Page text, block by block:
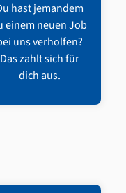
hast jemandem
einem neuen Job
uns verholfen?
Das zahlt sich für
dich aus.